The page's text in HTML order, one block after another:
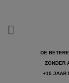
DE
ZONDER
+15 JAAR